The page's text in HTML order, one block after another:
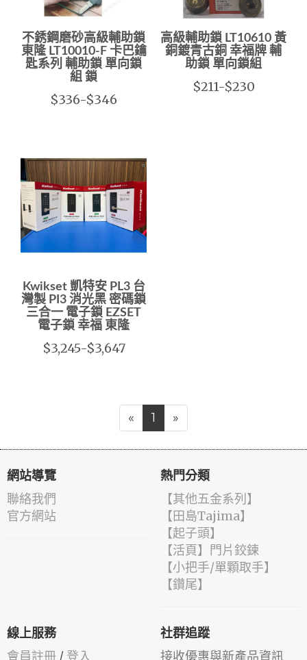
不銹鋼磨砂高級輔助鎖
東隆 LT10010-F 卡巴鑰
匙系列 輔助鎖 單向鎖
組 鎖
$336-$346
高級輔助鎖 LT10610 黃
銅鍍青古銅 幸福牌 輔
助鎖 單向鎖組
$211-$230
Kwikset 凱特安 PL3 台
灣製 PI3 消光黑 密碼鎖
三合一 電子鎖 EZSET
電子鎖 幸福 東隆
$3,245-$3,647
« 1 »
網站導覽
聯絡我們
官方網站
熱門分類
【其他五金系列】
【田島Tajima】
【起子頭】
【活頁】門片鉸鍊
【小把手/單顆取手】
【鑽尾】
線上服務
會員註冊 / 登入
社群追蹤
接收優惠與新產品資訊